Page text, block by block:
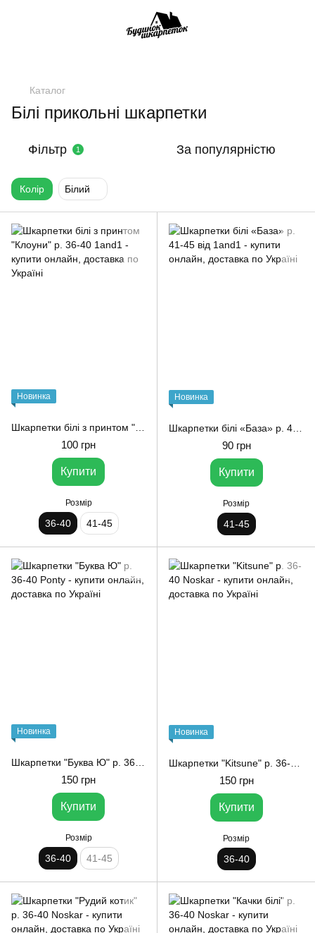
Каталог
Білі прикольні шкарпетки
Фільтр 1 За популярністю
Колір Білий
Новинка
100 грн
Купити
Розмір
36-40 41-45
Новинка
90 грн
Купити
Розмір
41-45
Новинка
150 грн
Купити
Розмір
36-40 41-45
Новинка
150 грн
Купити
Розмір
36-40